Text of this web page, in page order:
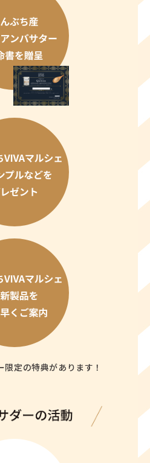
限定の特典があります！